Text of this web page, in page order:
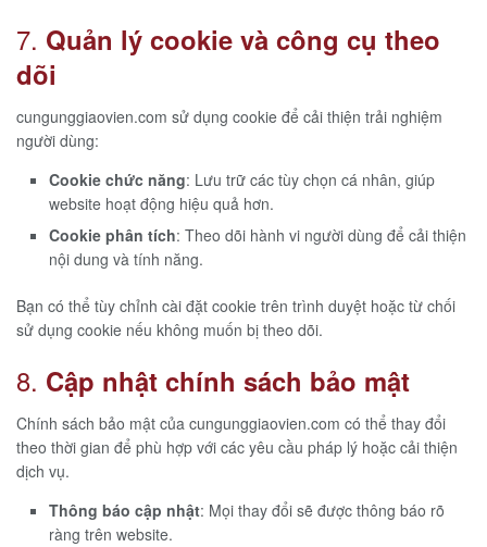
7. Quản lý cookie và công cụ theo
dõi
cungunggiaovien.com sử dụng cookie để cải thiện trải nghiệm
người dùng:
Cookie chức năng: Lưu trữ các tùy chọn cá nhân, giúp
website hoạt động hiệu quả hơn.
Cookie phân tích: Theo dõi hành vi người dùng để cải thiện
nội dung và tính năng.
Bạn có thể tùy chỉnh cài đặt cookie trên trình duyệt hoặc từ chối
sử dụng cookie nếu không muốn bị theo dõi.
8. Cập nhật chính sách bảo mật
Chính sách bảo mật của cungunggiaovien.com có thể thay đổi
theo thời gian để phù hợp với các yêu cầu pháp lý hoặc cải thiện
dịch vụ.
Thông báo cập nhật: Mọi thay đổi sẽ được thông báo rõ
ràng trên website.